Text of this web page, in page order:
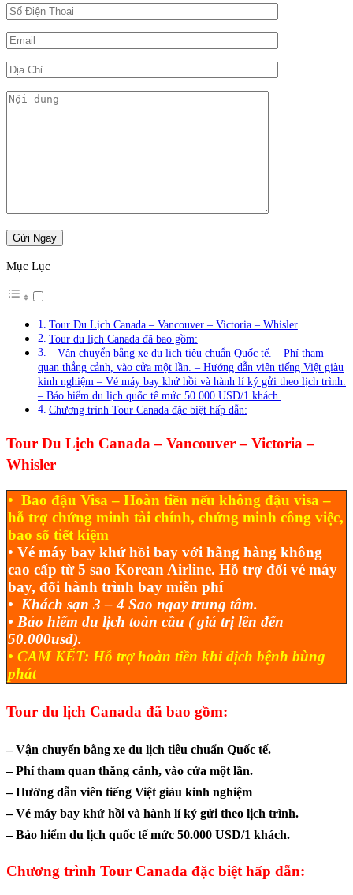
Mục Lục
Tour Du Lịch Canada – Vancouver – Victoria – Whisler
Tour du lịch Canada đã bao gồm:
– Vận chuyển bằng xe du lịch tiêu chuẩn Quốc tế. – Phí tham
quan thắng cảnh, vào cửa một lần. – Hướng dẫn viên tiếng Việt giàu
kinh nghiệm – Vé máy bay khứ hồi và hành lí ký gửi theo lịch trình.
– Bảo hiểm du lịch quốc tế mức 50.000 USD/1 khách.
Chương trình Tour Canada đặc biệt hấp dẫn:
Tour Du Lịch Canada – Vancouver – Victoria –
Whisler
• Bao đậu Visa – Hoàn tiền nếu không đậu visa –
hỗ trợ chứng minh tài chính, chứng minh công việc,
bao sổ tiết kiệm
• Vé máy bay khứ hồi bay với hãng hàng không
cao cấp từ 5 sao Korean Airline. Hỗ trợ đổi vé máy
bay, đổi hành trình bay miễn phí
• Khách sạn 3 – 4 Sao ngay trung tâm.
• Bảo hiểm du lịch toàn cầu ( giá trị lên đến
50.000usd).
• CAM KẾT: Hỗ trợ hoàn tiền khi dịch bệnh bùng
phát
Tour du lịch Canada đã bao gồm:
– Vận chuyển bằng xe du lịch tiêu chuẩn Quốc tế.
– Phí tham quan thắng cảnh, vào cửa một lần.
– Hướng dẫn viên tiếng Việt giàu kinh nghiệm
– Vé máy bay khứ hồi và hành lí ký gửi theo lịch trình.
– Bảo hiểm du lịch quốc tế mức 50.000 USD/1 khách.
Chương trình Tour Canada đặc biệt hấp dẫn: